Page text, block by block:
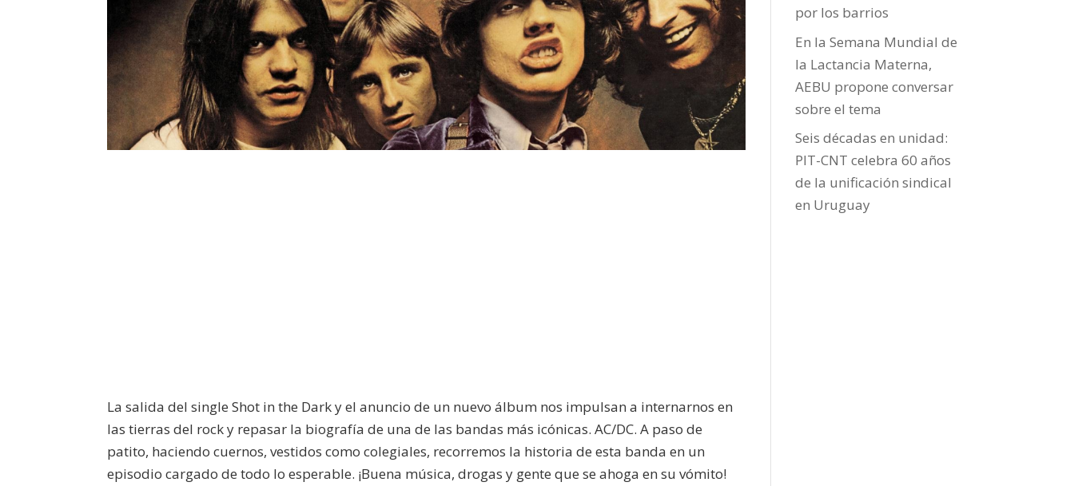
La salida del single Shot in the Dark y el anuncio de un nuevo álbum nos impulsan a internarnos en
las tierras del rock y repasar la biografía de una de las bandas más icónicas. AC/DC. A paso de
patito, haciendo cuernos, vestidos como colegiales, recorremos la historia de esta banda en un
episodio cargado de todo lo esperable. ¡Buena música, drogas y gente que se ahoga en su vómito!
por los barrios
En la Semana Mundial de
la Lactancia Materna,
AEBU propone conversar
sobre el tema
Seis décadas en unidad:
PIT-CNT celebra 60 años
de la unificación sindical
en Uruguay